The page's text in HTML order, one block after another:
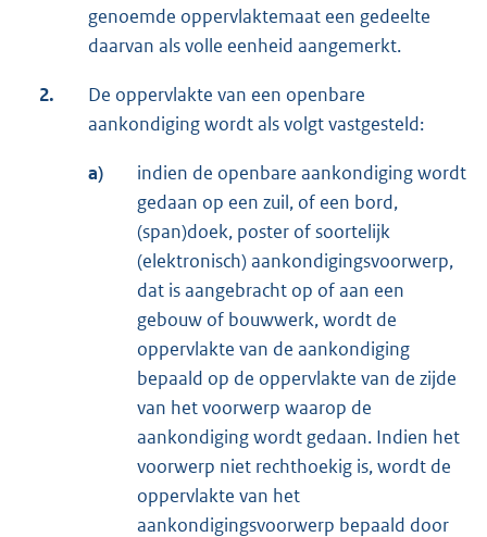
genoemde oppervlaktemaat een gedeelte
daarvan als volle eenheid aangemerkt.
2.
De oppervlakte van een openbare
aankondiging wordt als volgt vastgesteld:
a)
indien de openbare aankondiging wordt
gedaan op een zuil, of een bord,
(span)doek, poster of soortelijk
(elektronisch) aankondigingsvoorwerp,
dat is aangebracht op of aan een
gebouw of bouwwerk, wordt de
oppervlakte van de aankondiging
bepaald op de oppervlakte van de zijde
van het voorwerp waarop de
aankondiging wordt gedaan. Indien het
voorwerp niet rechthoekig is, wordt de
oppervlakte van het
aankondigingsvoorwerp bepaald door